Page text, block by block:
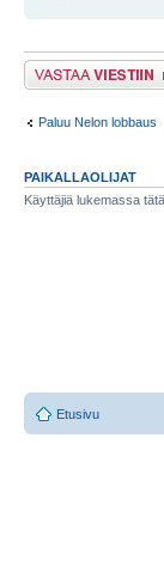
Lähetä vastaus
Paluu Nelon lobbaus
PAIKALLAOLIJAT
Käyttäjiä lukemassa
Etusivu